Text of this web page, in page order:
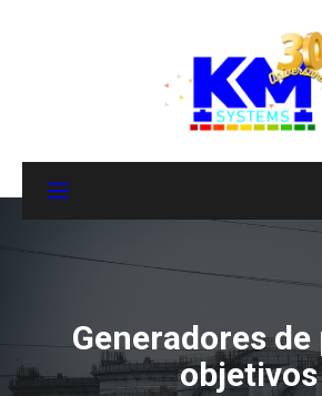
Generadores de
objetivos